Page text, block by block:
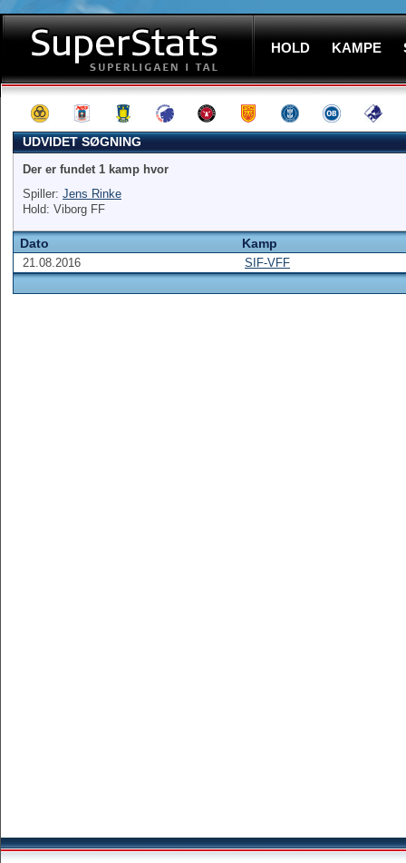
HOLD KAMPE
UDVIDET SØGNING
Der er fundet 1 kamp hvor
Spiller: Jens Rinke
Hold: Viborg FF
Dato Kamp
21.08.2016 SIF-VFF